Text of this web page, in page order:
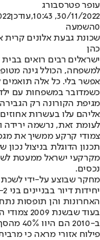
עופר פטרסבורג
30/11/2022, 10:43
,עודכן
0השמעה
שכונת גבעת אלונים קרית
כהן
ישראלים רבים רואים
למשפחה, הכולל גינה
אפשר בלי. כל אלה תואמים
כשמדובר במשפחות עם
מגיפת הקורונה רק
אליהם עלו בעשרות
לעומת זאת, נרשמה ירידה
צמודי קרקע ממשיך את
תכנון הדוגלת בניצול
מקרקעי ישראל ממעטת
נכסים.
מחקר שבוצע על-ידי
האחרונות והן תופסות
פילוח אזורי מראה כי